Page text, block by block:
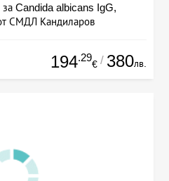
за Candida albicans IgG,
СМДЛ Кандиларов
194.29
€ / 380лв.